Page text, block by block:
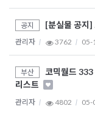
공지 [분실물 공지]
관리자 3762 05-
부산
코믹월드 333
리스트
관리자 4802 05-